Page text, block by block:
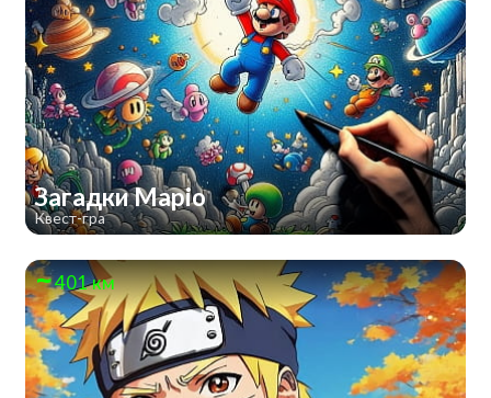
Загадки Маріо
Квест-гра
401 км